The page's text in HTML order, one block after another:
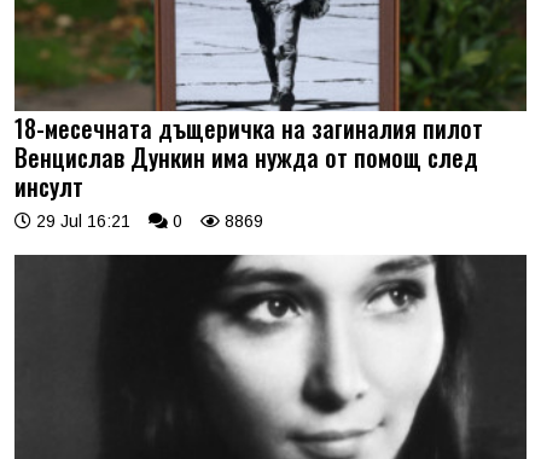
18-месечната дъщеричка на загиналия пилот
Венцислав Дункин има нужда от помощ след
инсулт
29 Jul 16:21 0 8869